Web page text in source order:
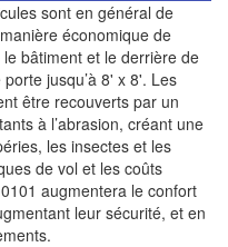
sont en général de
économique de
bâtiment et le derrière de
jusqu’à 8' x 8'. Les
être recouverts par un
à l’abrasion, créant une
les insectes et les
de vol et les coûts
augmentera le confort
leur sécurité, et en